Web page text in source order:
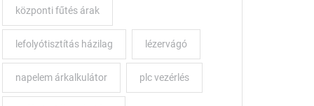
központi fűtés árak
lefolyótisztítás házilag lézervágó
napelem árkalkulátor plc vezérlés